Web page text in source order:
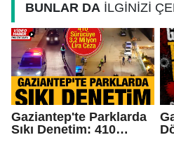
BUNLAR DA İLGİNİZİ
Gaziantep'te Parklarda
Sıkı Denetim: 410